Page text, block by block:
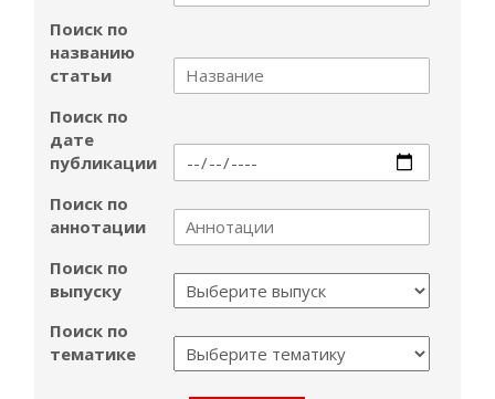
Поиск по
названию
статьи
Поиск по
дате
публикации
Поиск по
аннотации
Поиск по
выпуску
Поиск по
тематике